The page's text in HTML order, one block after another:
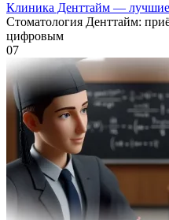
Клиника Денттайм — лучшие
Стоматология Денттайм:
цифровым
07